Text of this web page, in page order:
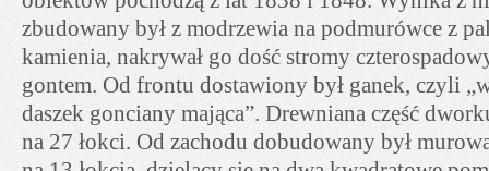
zbudowany był z modrzewia na podmurówce z
kamienia, nakrywał go dość stromy
gontem. Od frontu dostawiony był ganek, czyli
daszek gonciany mająca”. Drewniana część
na 27 łokci. Od zachodu dobudowany był